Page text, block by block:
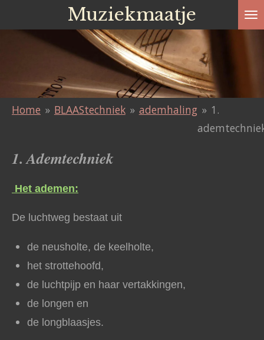
direct
hoofdinhoud
Muziekmaatje
Home » BLAAStechniek » ademhaling » 1.
1. Ademtechniek
Het ademen:
De luchtweg bestaat uit
de neusholte, de keelholte,
het strottehoofd,
de luchtpijp en haar vertakkingen,
de longen en
de longblaasjes.